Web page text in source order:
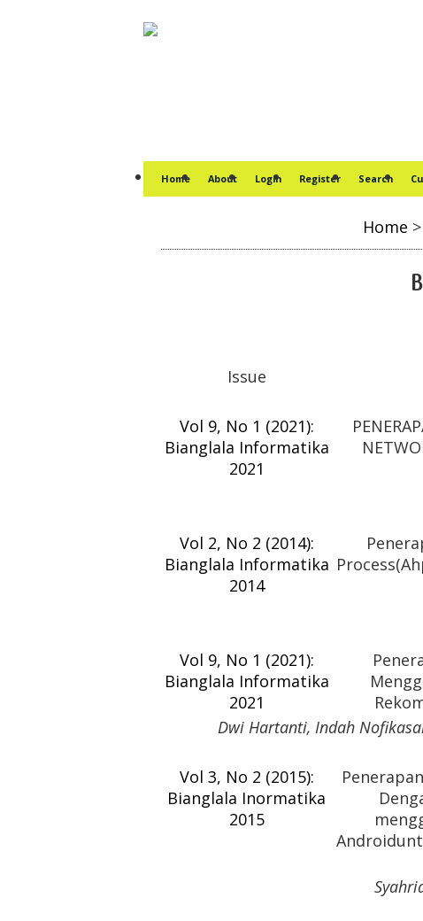
Home About Login Register Search
Home >
Issue
Vol 9, No 1 (2021):
Bianglala Informatika
2021
Vol 2, No 2 (2014):
Bianglala Informatika
2014
Vol 9, No 1 (2021):
Bianglala Informatika
2021
Dwi Hartanti, Indah
Vol 3, No 2 (2015):
Bianglala Inormatika
2015